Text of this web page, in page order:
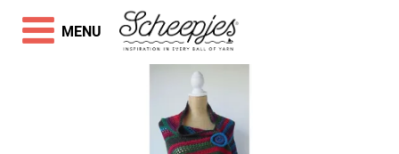
MENU